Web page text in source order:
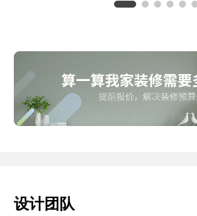
设计团队